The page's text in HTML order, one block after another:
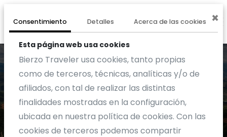
EXPERIENCIA 0
Actividad
×
Consentimiento Detalles Acerca de las cookies
Esta página web usa cookies
Bierzo Traveler usa cookies, tanto propias
como de terceros, técnicas, analíticas y/o de
afiliados, con tal de realizar las distintas
finalidades mostradas en la configuración,
ubicada en nuestra política de cookies. Con las
cookies de terceros podemos compartir